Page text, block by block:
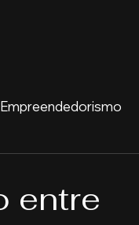
Empreendedorismo
entre